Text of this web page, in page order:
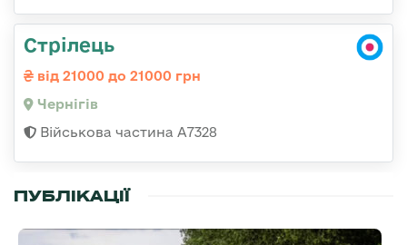
Стрілець
від 21000 до 21000 грн
Чернігів
Військова частина А7328
ПУБЛІКАЦІЇ